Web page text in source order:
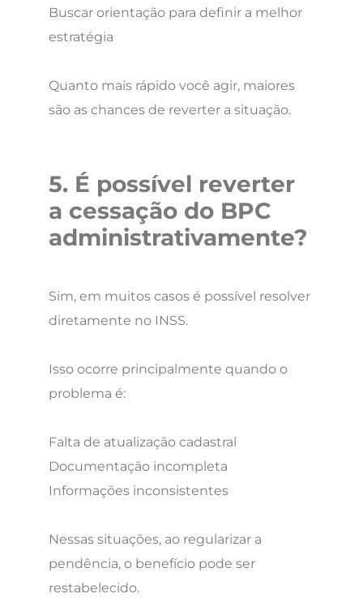
Buscar orientação para definir a melhor
estratégia
Quanto mais rápido você agir, maiores
são as chances de reverter a situação.
5. É possível reverter
a cessação do BPC
administrativamente?
Sim, em muitos casos é possível resolver
diretamente no INSS.
Isso ocorre principalmente quando o
problema é:
Falta de atualização cadastral
Documentação incompleta
Informações inconsistentes
Nessas situações, ao regularizar a
pendência, o benefício pode ser
restabelecido.